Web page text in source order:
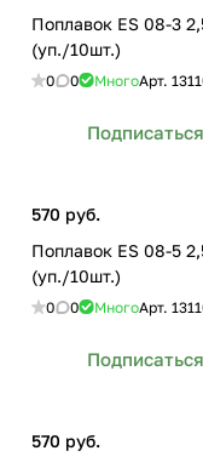
Поплавок ES 08-3
(уп./10шт.)
0 0 МногоАрт.
Подписаться
570 руб.
Поплавок ES 08-5
(уп./10шт.)
0 0 МногоАрт.
Подписаться
570 руб.